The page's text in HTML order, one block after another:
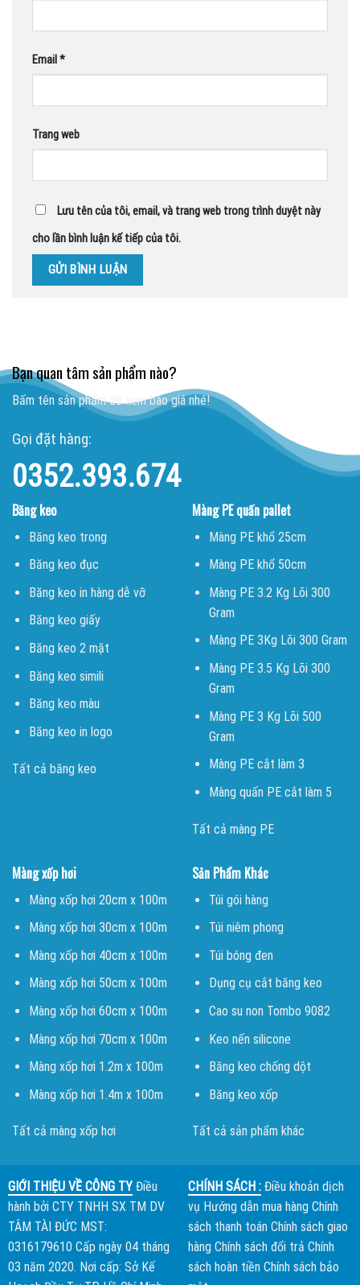
Email *
Trang web
Lưu tên của tôi, email, và trang web trong trình duyệt này
cho lần bình luận kế tiếp của tôi.
Bạn quan tâm sản phẩm nào?
Bấm tên sản phẩm để xem báo giá nhé!
Gọi đặt hàng:
0352.393.674
Băng keo
Băng keo trong
Băng keo đục
Băng keo in hàng dễ vỡ
Băng keo giấy
Băng keo 2 mặt
Băng keo simili
Băng keo màu
Băng keo in logo
Tất cả băng keo
Màng PE quấn pallet
Màng PE khổ 25cm
Màng PE khổ 50cm
Màng PE 3.2 Kg Lõi 300
Gram
Màng PE 3Kg Lõi 300 Gram
Màng PE 3.5 Kg Lõi 300
Gram
Màng PE 3 Kg Lõi 500
Gram
Màng PE cắt làm 3
Màng quấn PE cắt làm 5
Tất cả màng PE
Màng xốp hơi
Màng xốp hơi 20cm x 100m
Màng xốp hơi 30cm x 100m
Màng xốp hơi 40cm x 100m
Màng xốp hơi 50cm x 100m
Màng xốp hơi 60cm x 100m
Màng xốp hơi 70cm x 100m
Màng xốp hơi 1.2m x 100m
Màng xốp hơi 1.4m x 100m
Tất cả màng xốp hơi
Sản Phẩm Khác
Túi gói hàng
Túi niêm phong
Túi bóng đen
Dụng cụ cắt băng keo
Cao su non Tombo 9082
Keo nến silicone
Băng keo chống dột
Băng keo xốp
Tất cả sản phẩm khác
GIỚI THIỆU VỀ CÔNG TYĐiều
hành bởi CTY TNHH SX TM DV
TÂM TÀI ĐỨC MST:
0316179610 Cấp ngày 04 tháng
03 năm 2020. Nơi cấp: Sở Kế
CHÍNH SÁCH : Điều khoản dịch
vụ Hướng dẫn mua hàng Chính
sách thanh toán Chính sách giao
hàng Chính sách đổi trả Chính
sách hoàn tiền Chính sách bảo